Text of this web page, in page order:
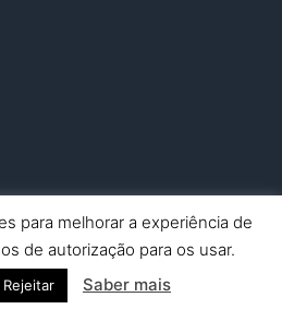
Fotografia | Powered byAstra
Theme
para melhorar a experiência de
de autorização para os usar.
Rejeitar Saber mais